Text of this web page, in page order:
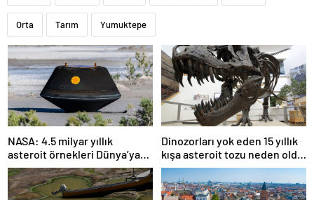
Orta Tarım Yumuktepe
NASA: 4.5 milyar yıllık
asteroit örnekleri Dünya’ya
getirildi; yaşamın
başlangıcına ışık tutabilir
Dinozorları yok eden 15 yıllık
kışa asteroit tozu neden oldu
| Araştırma